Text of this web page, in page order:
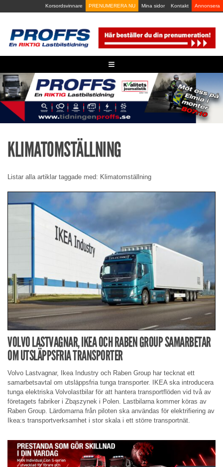
to
Korsordsvinnare PRENUMERERA NU Mina sidor Kontakt Annonsera
≡
KLIMATOMSTÄLLNING
Listar alla artiklar taggade med: Klimatomställning
VOLVO LASTVAGNAR, IKEA OCH RABEN GROUP SAMARBETAR
OM UTSLÄPPSFRIA TRANSPORTER
Volvo Lastvagnar, Ikea Industry och Raben Group har tecknat ett
samarbetsavtal om utsläppsfria tunga transporter. IKEA ska introducera
tunga elektriska Volvolastbilar för att hantera transportflöden vid två av
företagets fabriker i Zbąszynek i Polen. Lastbilarna kommer köras av
Raben Group. Lärdomarna från piloten ska användas för elektrifiering av
Ikea:s transportverksamhet i stor skala i ett större transportnät.